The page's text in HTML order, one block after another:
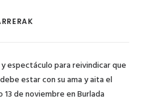
espectáculo para reivindicar que
estar con su ama y aita el
13 de noviembre en Burlada